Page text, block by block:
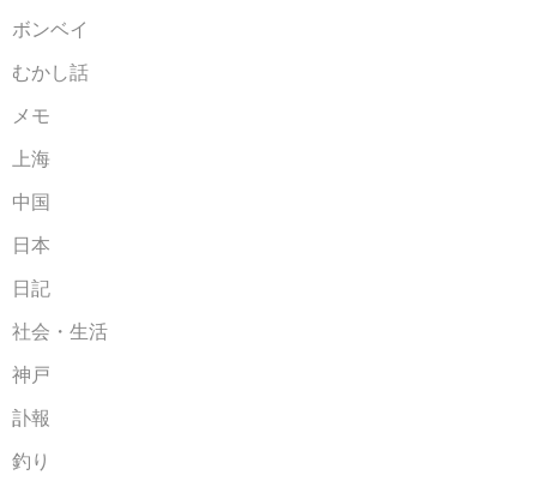
ボンベイ
むかし話
メモ
上海
中国
日本
日記
社会・生活
神戸
訃報
釣り